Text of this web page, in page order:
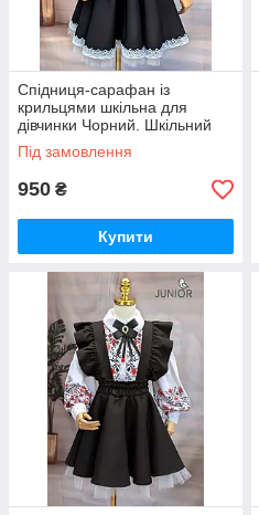
Спідниця-сарафан із
крильцями шкільна для
дівчинки Чорний. Шкільний
сарафан для дівчаток
Під замовлення
950 ₴
Купити